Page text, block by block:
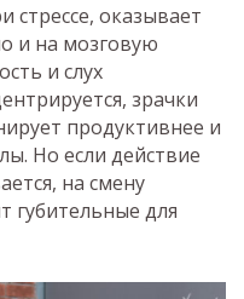
стрессе, оказывает
и на мозговую
и слух
зрачки
продуктивнее и
Но если действие
на смену
губительные для